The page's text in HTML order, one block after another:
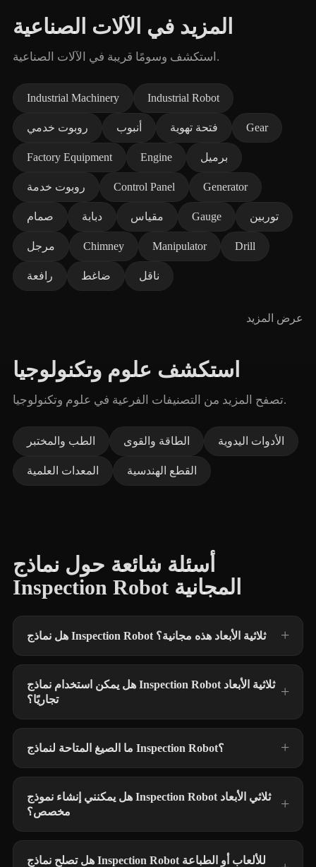
المزيد في الآلات الصناعية
استكشف وسومًا قريبة في الآلات الصناعية.
Industrial Machinery Industrial Robot
روبوت خدمي أنبوب فتحة تهوية Gear
Factory Equipment Engine برميل
روبوت خدمة Control Panel Generator
صمام دبابة مقياس Gauge توربين
مرجل Chimney Manipulator Drill
رافعة ضاغط ناقل
عرض المزيد
استكشف علوم وتكنولوجيا
تصفح المزيد من التصنيفات الفرعية في علوم وتكنولوجيا.
الطب والمختبر الطاقة والقوى الأدوات اليدوية
المعدات العلمية القطع الهندسية
أسئلة شائعة حول نماذج
Inspection Robot المجانية
هل نماذج Inspection Robot ثلاثية الأبعاد هذه مجانية؟
هل يمكن استخدام نماذج Inspection Robot ثلاثية الأبعاد
تجاريًا؟
ما الصيغ المتاحة لنماذج Inspection Robot؟
هل يمكنني إنشاء نموذج Inspection Robot ثلاثي الأبعاد
مخصص؟
هل تصلح نماذج Inspection Robot للألعاب أو الطباعة